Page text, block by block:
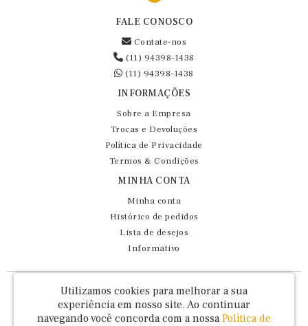
FALE CONOSCO
Contate-nos
(11) 94398-1438
(11) 94398-1438
INFORMAÇÕES
Sobre a Empresa
Trocas e Devoluções
Política de Privacidade
Termos & Condições
MINHA CONTA
Minha conta
Histórico de pedidos
Lista de desejos
Informativo
Fernando Maluhy Cia Ltda - CNPJ: 60.458.825/0001-86
Rua Dr Euclydes da Cunha, 47 - Brás - São Paulo / SP - CEP 03016-030
Utilizamos cookies para melhorar a sua
experiência em nosso site. Ao continuar
navegando você concorda com a nossa Política de